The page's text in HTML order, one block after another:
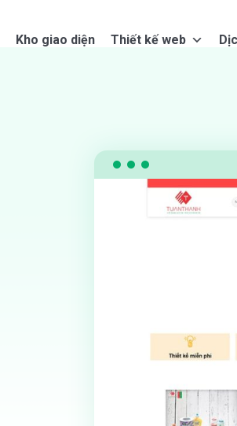
Kho giao diện Thiết kế web